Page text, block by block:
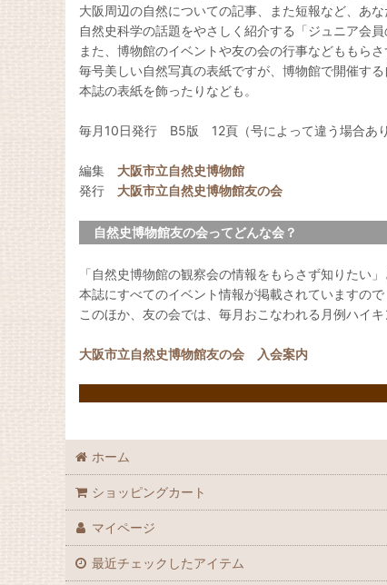
大阪周辺の自然についての記事、また短報など、あ
自然史科学の話題をやさしく紹介する「ジュニア会
また、博物館のイベントや友の会の行事などももらさ
毎号美しい自然写真の表紙ですが、博物館で開催す
本誌の表紙を飾ったりなども。
毎月10日発行 B5版 12頁（号によって違う場合あり
編集 大阪市立自然史博物館
発行 大阪市立自然史博物館友の会
自然史博物館友の会ってどんな会？
「自然史博物館の観察会の情報をもらさず知りたい」
本誌にすべてのイベント情報が掲載されていますの
このほか、友の会では、毎月おこなわれる月例ハイ
大阪市立自然史博物館友の会 入会案内
ホーム
ショッピングカート
マイページ
最近チェックしたアイテム